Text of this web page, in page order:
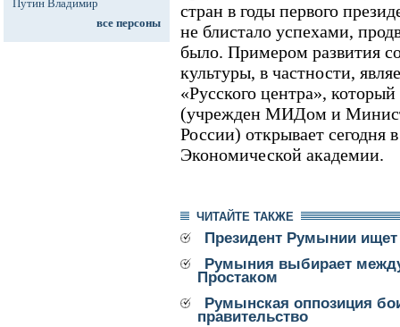
Путин Владимир
все персоны
стран в годы первого
не блистало успехами,
было. Примером развития
культуры, в частности,
«Русского центра»,
(учрежден МИДом и
России) открывает сегодня
Экономической академии.
ЧИТАЙТЕ ТАКЖЕ
Президент Румынии
Румыния выбирает
Простаком
Румынская оппозиция
правительство